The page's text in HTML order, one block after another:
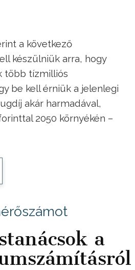
a következő
készülniük arra, hogy
több tízmilliós
be kell érniük a jelenlegi
akár harmadával,
2050 környékén –
a